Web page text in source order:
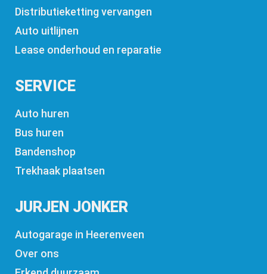
Distributieketting vervangen
Auto uitlijnen
Lease onderhoud en reparatie
SERVICE
Auto huren
Bus huren
Bandenshop
Trekhaak plaatsen
JURJEN JONKER
Autogarage in Heerenveen
Over ons